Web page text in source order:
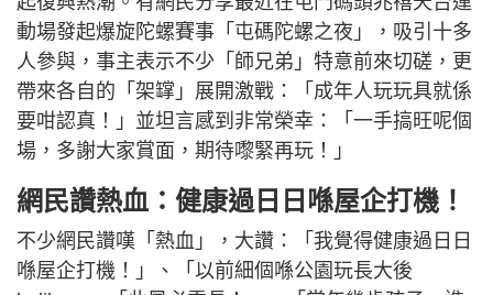
動場發起爆旋陀螺賽事「屯碼陀螺之夜」，吸引十多
人參與，事主表示不少「師兄弟」特意前來切磋，更
帶來各自的「架罉」展開激戰：「成年人玩玩具就係
要咁認真！」並坦言感到非常榮幸：「一手搞旺呢個
場，多謝大家賞面，期待嚟緊再玩！」
網民讚熱血：健康過日日喺屋企打機！
不少網民讚嘆「熱血」，大讚：「我覺得健康過日日
喺屋企打機！」、「以前細個喺公園玩長大後